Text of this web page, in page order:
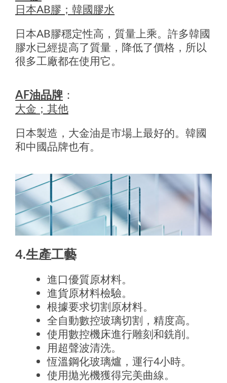
日本AB膠；韓國膠水
日本AB膠穩定性高，質量上乘。許多韓國
膠水已經提高了質量，降低了價格，所以
很多工廠都在使用它。
AF油品牌 ：
大金；其他
日本製造，大金油是市場上最好的。韓國
和中國品牌也有。
4.生產工藝
進口優質原材料。
進貨原材料檢驗。
根據要求切割原材料。
全自動數控玻璃切割，精度高。
使用數控機床進行雕刻和銑削。
用超聲波清洗。
恆溫鋼化玻璃爐，運行4小時。
使用拋光機獲得完美曲線。